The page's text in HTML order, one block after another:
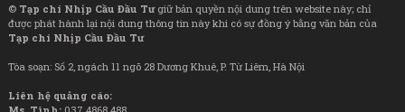
© Tạp chí Nhịp Cầu Đầu Tưgiữ bản quyền nội dung trên website này; chỉ
được phát hành lại nội dung thông tin này khi có sự đồng ý bằng văn bản của
Tạp chí Nhịp Cầu Đầu Tư
Tòa soạn: Số 2, ngách 11 ngõ 28 Dương Khuê, P. Từ Liêm, Hà Nội
Liên hệ quảng cáo: